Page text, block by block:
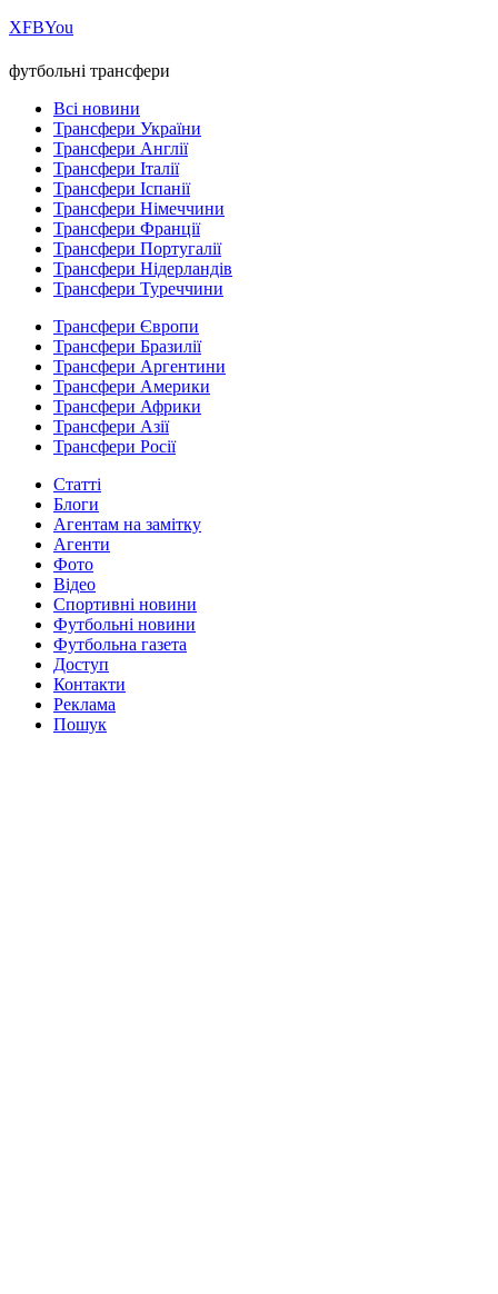
ХFBYou
футбольні трансфери
Всі новини
Трансфери України
Трансфери Англії
Трансфери Італії
Трансфери Іспанії
Трансфери Німеччини
Трансфери Франції
Трансфери Португалії
Трансфери Нідерландів
Трансфери Туреччини
Трансфери Європи
Трансфери Бразилії
Трансфери Аргентини
Трансфери Америки
Трансфери Африки
Трансфери Азії
Трансфери Росії
Статті
Блоги
Агентам на замітку
Агенти
Фото
Відео
Спортивні новини
Футбольні новини
Футбольна газета
Доступ
Контакти
Реклама
Пошук